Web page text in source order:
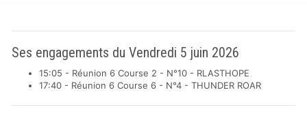
Ses engagements du Vendredi 5 juin 2026
15:05 - Réunion 6 Course 2 - N°10 - RLASTHOPE
17:40 - Réunion 6 Course 6 - N°4 - THUNDER ROAR